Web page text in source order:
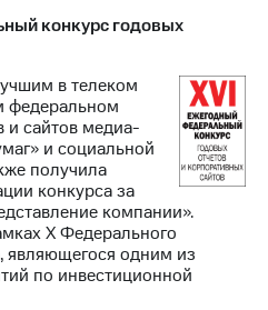
конкурс годовых
в телеком
федеральном
и сайтов медиа-
и социальной
получила
конкурса за
компании».
Х Федерального
являющегося одним из
по инвестиционной